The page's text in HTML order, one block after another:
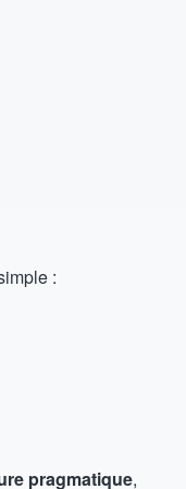
:
pragmatique,